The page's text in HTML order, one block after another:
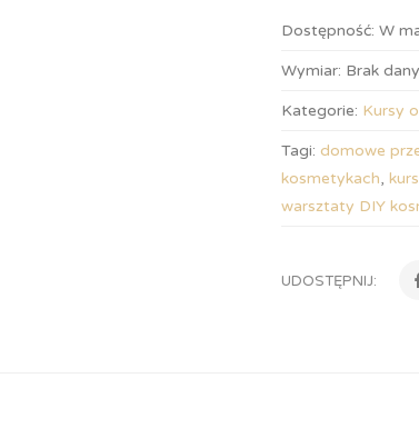
Dostępność: W
Wymiar: Brak
Kategorie: Kursy
Tagi:domowe
kosmetykach,
warsztaty DIY
UDOSTĘPNIJ: